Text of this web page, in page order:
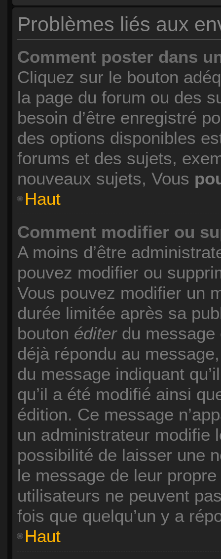
Problèmes liés aux
Comment poster dans
Cliquez sur le bouton
la page du forum ou des
besoin d’être enregistré
des options disponibles
forums et des sujets,
nouveaux sujets, Vous
Haut
Comment modifier ou
A moins d’être
pouvez modifier ou
Vous pouvez modifier un
durée limitée après sa
bouton éditerdu message
déjà répondu au
du message indiquant
qu’il a été modifié ainsi
édition. Ce message
un administrateur modifie
possibilité de laisser une
le message de leur
utilisateurs ne peuvent
fois que quelqu’un y a
Haut